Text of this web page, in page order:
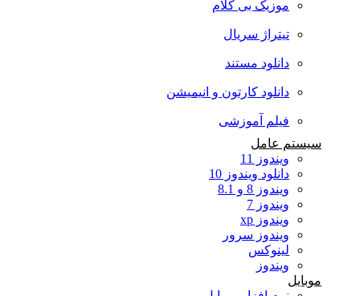
موزیک بی کلام
تیتراژ سریال
دانلود مستند
دانلود کارتون و انیمیشن
فیلم آموزشی
سیستم عامل
ویندوز 11
دانلود ویندوز 10
ویندوز 8 و 8.1
ویندوز 7
ویندوز xp
ویندوز سرور
لینوکس
ویندوز
موبایل